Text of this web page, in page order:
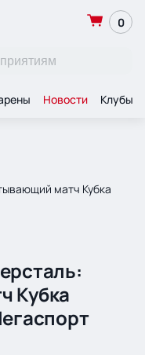
0
Новости Клубы
матч Кубка
Кубка